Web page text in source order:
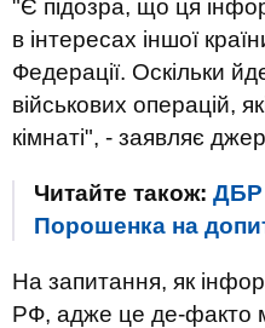
"Є підозра, що ця
в інтересах іншої
Федерації. Оскільки
військових операцій,
кімнаті", - заявляє
Читайте також: ДБР
Порошенка на
На запитання, як
РФ, адже це де-факто